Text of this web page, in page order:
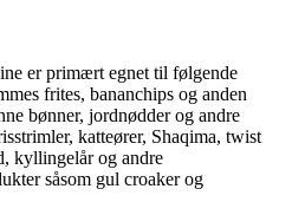
er primært egnet til følgende
frites, bananchips og anden
bønner, jordnødder og andre
katteører, Shaqima, twist
kyllingelår og andre
såsom gul croaker og